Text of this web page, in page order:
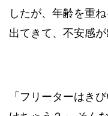
したが、年齢を重
出てきて、不安感が
「フリーターはき